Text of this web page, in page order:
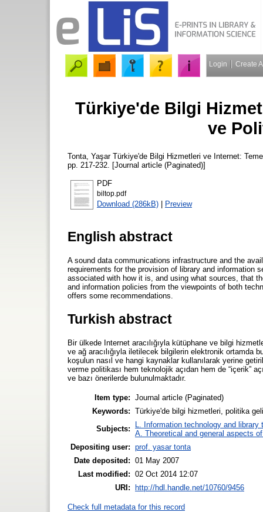
Login Create
Türkiye'de Bilgi
ve
Tonta, YaşarTürkiye'de Bilgi Hizmetleri ve Internet:
pp. 217-232. [Journal article (Paginated)]
PDF
biltop.pdf
Download (286kB) | Preview
English abstract
A sound data communications infrastructure and the
requirements for the provision of library and information
associated with how it is, and using what sources, that
and information policies from the viewpoints of both
offers some recommendations.
Turkish abstract
Bir ülkede Internet aracılığıyla kütüphane ve bilgi
ve ağ aracılığıyla iletilecek bilgilerin elektronik ortamda
koşulun nasıl ve hangi kaynaklar kullanılarak yerine
verme politikası hem teknolojik açıdan hem de “içerik”
ve bazı önerilerde bulunulmaktadır.
Item type: Journal article (Paginated)
Keywords: Türkiye'de bilgi hizmetleri, politika
Subjects:
L. Information technology and library
A. Theoretical and general aspects
Depositing user: prof. yasar tonta
Date deposited: 01 May 2007
Last modified: 02 Oct 2014 12:07
URI:
http://hdl.handle.net/10760/9456
Check full metadata for this record